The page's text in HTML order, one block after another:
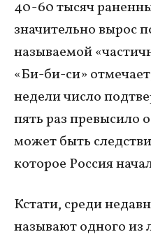
40-60 тысяч
значительно вырос
называемой
«Би-би-си»
недели число
пять раз
может быть
которое Россия
Кстати, среди
называют одного